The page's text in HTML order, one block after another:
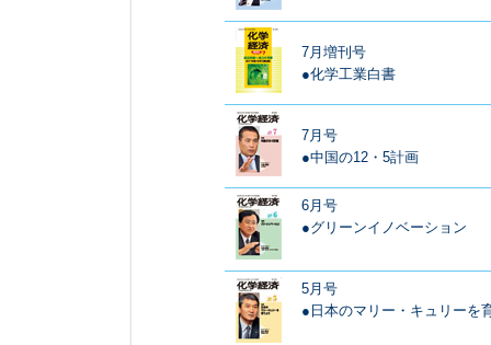
7月増刊号
●化学工業白書
7月号
●中国の12・5計画
6月号
●グリーンイノベーション
5月号
●日本のマリー・キュリーを